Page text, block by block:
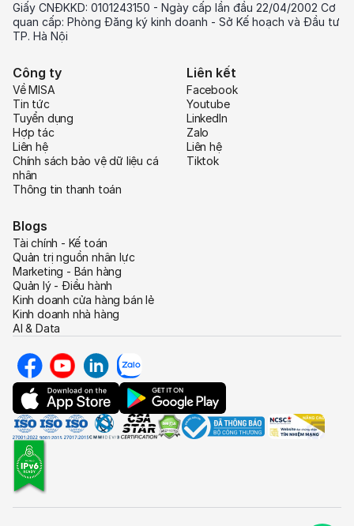
Giấy CNĐKKD: 0101243150 - Ngày cấp lần đầu 22/04/2002 Cơ
quan cấp: Phòng Đăng ký kinh doanh - Sở Kế hoạch và Đầu tư
TP. Hà Nội
Công ty
Về MISA
Tin tức
Tuyển dụng
Hợp tác
Liên hệ
Chính sách bảo vệ dữ liệu cá
nhân
Thông tin thanh toán
Liên kết
Facebook
Youtube
LinkedIn
Zalo
Liên hệ
Tiktok
Blogs
Tài chính - Kế toán
Quản trị nguồn nhân lực
Marketing - Bán hàng
Quản lý - Điều hành
Kinh doanh cửa hàng bán lẻ
Kinh doanh nhà hàng
AI & Data